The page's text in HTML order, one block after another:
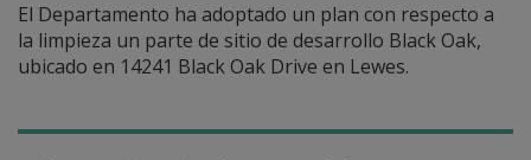
El Departamento ha adoptado un plan con respecto a
la limpieza un parte de sitio de desarrollo Black Oak,
ubicado en 14241 Black Oak Drive en Lewes.